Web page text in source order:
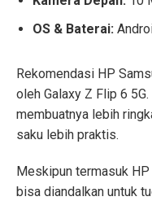
OS & Baterai:
Rekomendasi HP
oleh Galaxy Z Flip 6
membuatnya lebih
saku lebih praktis.
Meskipun termasuk
bisa diandalkan untuk